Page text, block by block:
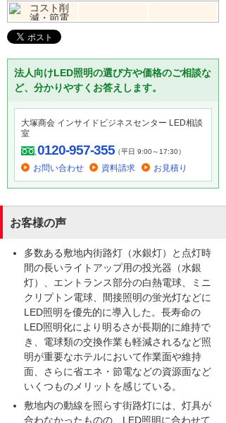
法人向けLED照明の選び方や価格のご相談な
ど、分かりやすくお答えします。
大塚商会 インサイドビジネスセンター LED相談
室
0120-957-355（平日 9:00～17:30）
お問い合わせ 資料請求 お見積り
お客様の声
多数ある敷地内街路灯（水銀灯）と点灯時
間の長いライトアップ用の投光器（水銀
灯）、エントランス部分の白熱電球、ミニ
クリプトン電球、間接照明の蛍光灯などに
LED照明を優先的に導入した。長寿命の
LED照明化により明るさが長期的に維持で
き、電球類の交換作業も軽減されるなど照
明が重要なホテルにおいて作業面や維持
面、さらに省エネ・節電などの資源面など
いくつものメリットを感じている。
敷地内の動線を照らす街路灯には、灯具が
合わなかったものの、LED照明に合わせて